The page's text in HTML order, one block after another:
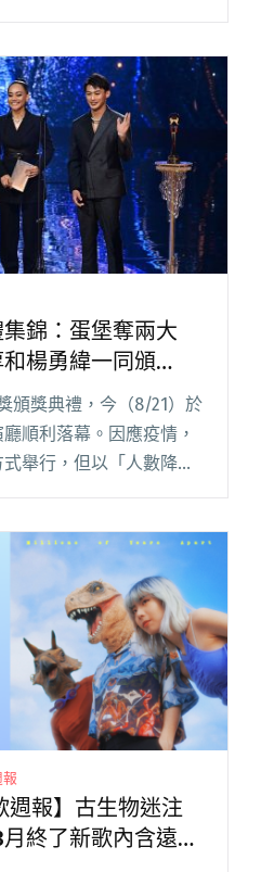
，揭開音樂與影視是如
虹平權大平台舉辦雙講
樂中的多元性別"
錦：蛋堡奪兩大
楊勇緯一同頒
頒獎典禮，今（8/21）於
順利落幕。因應疫情，
舉行，但以「人數降
觀眾，僅邀請入圍者和
閱讀全文 "第32屆金曲獎
、阿爆攜郭婞淳和楊勇
週報】古生物迷注
終了新歌內含遠古